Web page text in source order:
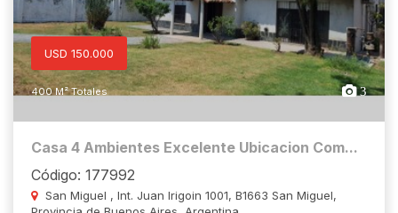
USD 150.000
400 M² Totales 3
Casa 4 Ambientes Excelente Ubicacion Com...
Código: 177992
San Miguel , Int. Juan Irigoin 1001, B1663 San Miguel,